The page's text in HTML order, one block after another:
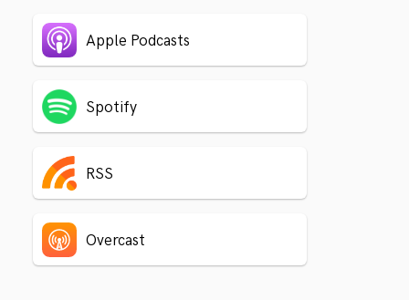
Apple Podcasts
Spotify
RSS
Overcast